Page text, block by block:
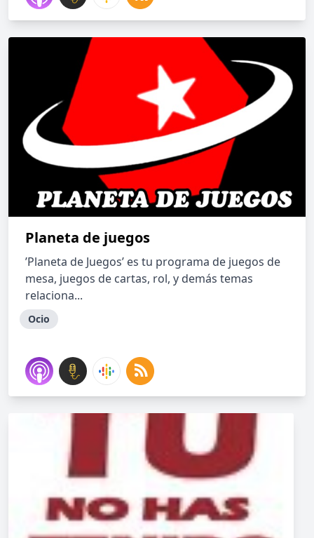
Planeta de juegos
’Planeta de Juegos’ es tu programa de juegos de
mesa, juegos de cartas, rol, y demás temas
relaciona...
Ocio